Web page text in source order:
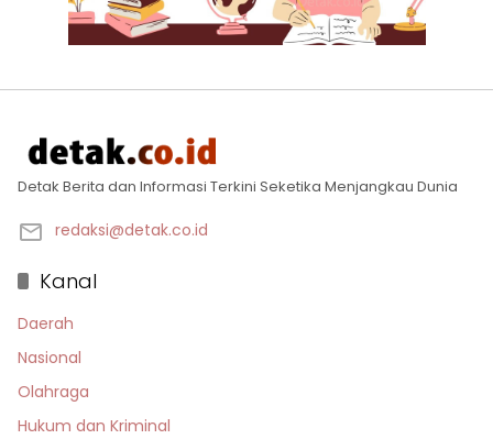
Detak Berita dan Informasi Terkini Seketika Menjangkau Dunia
redaksi@detak.co.id
Kanal
Daerah
Nasional
Olahraga
Hukum dan Kriminal